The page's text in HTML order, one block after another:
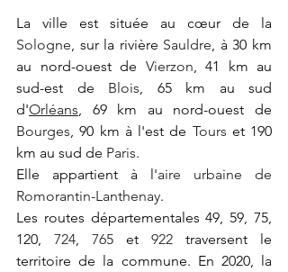
Sologne, sur la rivière Sauldre, à 30 km
au nord-ouest de Vierzon, 41 km au
sud-est de Blois, 65 km au sud
d'Orléans
Bourges, 90 km à l'est de Tours et 190
km au sud de Paris.
Elle appartient à l'aire urbaine de
Romorantin-Lanthenay.
Les routes départementales 49, 59, 75,
120, 724, 765 et 922 traversent le
territoire de la commune. En 2020, la